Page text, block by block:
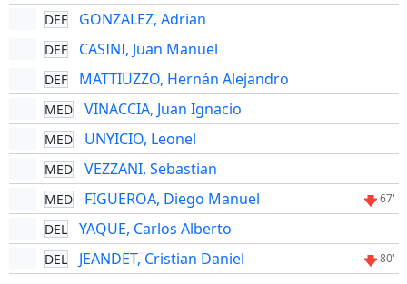
DEF GONZALEZ, Adrian
DEF CASINI, Juan Manuel
DEF MATTIUZZO, Hernán Alejandro
MED VINACCIA, Juan Ignacio
MED UNYICIO, Leonel
MED VEZZANI, Sebastian
MED FIGUEROA, Diego Manuel 67'
DEL YAQUE, Carlos Alberto
DEL JEANDET, Cristian Daniel 80'